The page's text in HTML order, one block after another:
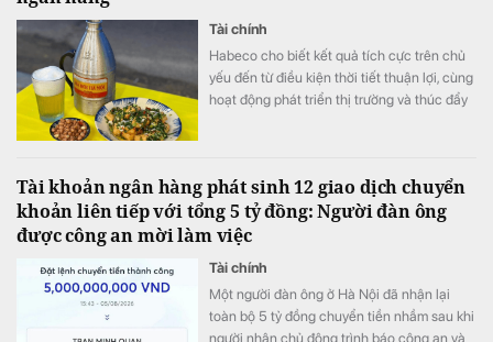
Tài chính
Habeco cho biết kết quả tích cực trên chủ
yếu đến từ điều kiện thời tiết thuận lợi, cùng
hoạt động phát triển thị trường và thúc đẩy
Tài khoản ngân hàng phát sinh 12 giao dịch chuyển
khoản liên tiếp với tổng 5 tỷ đồng: Người đàn ông
được công an mời làm việc
Tài chính
Một người đàn ông ở Hà Nội đã nhận lại
toàn bộ 5 tỷ đồng chuyển tiền nhầm sau khi
người nhận chủ động trình báo công an và